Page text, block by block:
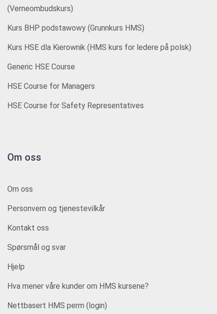
(Verneombudskurs)
Kurs BHP podstawowy (Grunnkurs HMS)
Kurs HSE dla Kierownik (HMS kurs for ledere på polsk)
Generic HSE Course
HSE Course for Managers
HSE Course for Safety Representatives
Om oss
Om oss
Personvern og tjenestevilkår
Kontakt oss
Spørsmål og svar
Hjelp
Hva mener våre kunder om HMS kursene?
Nettbasert HMS perm (login)